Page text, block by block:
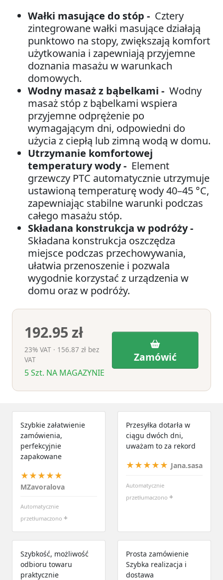
Wałki masujące do stóp - Cztery
zintegrowane wałki masujące działają
punktowo na stopy, zwiększają komfort
użytkowania i zapewniają przyjemne
doznania masażu w warunkach
domowych.
Wodny masaż z bąbelkami - Wodny
masaż stóp z bąbelkami wspiera
przyjemne odprężenie po
wymagającym dni, odpowiedni do
użycia z ciepłą lub zimną wodą w domu.
Utrzymanie komfortowej
temperatury wody - Element
grzewczy PTC automatycznie utrzymuje
ustawioną temperaturę wody 40–45 °C,
zapewniając stabilne warunki podczas
całego masażu stóp.
Składana konstrukcja w podróży -
Składana konstrukcja oszczędza
miejsce podczas przechowywania,
ułatwia przenoszenie i pozwala
wygodnie korzystać z urządzenia w
domu oraz w podróży.
192.95 zł
23% VAT · 156.87 zł bez
VAT
5Szt. NA MAGAZYNIE
Zamówić
Szybkie załatwienie
zamówienia,
perfekcyjnie
zapakowane
★★★★★
MZavoralova
Automatycznie
przetłumaczono +
Przesyłka dotarła w
ciągu dwóch dni,
uważam to za rekord
★★★★★ Jana.sasa
Automatycznie
przetłumaczono +
Szybkość, możliwość
odbioru towaru
praktycznie
Prosta zamówienie
Szybka realizacja i
dostawa